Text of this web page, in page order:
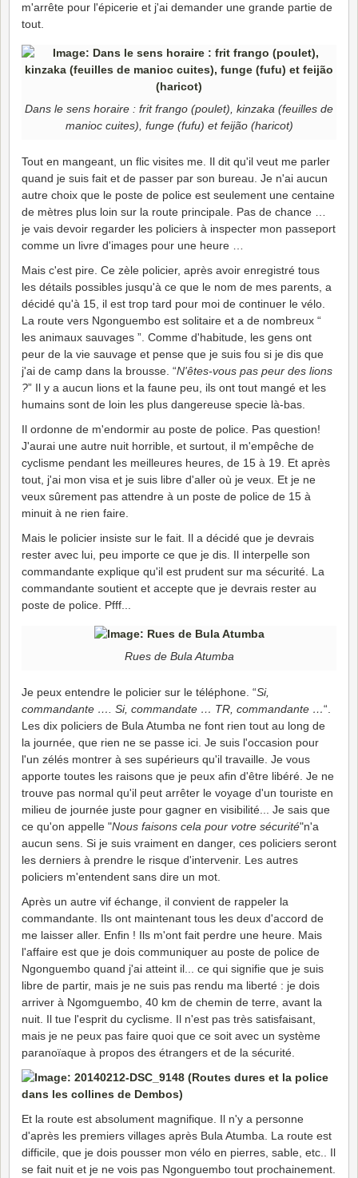
m'arrête pour l'épicerie et j'ai demander une grande partie de
tout.
Dans le sens horaire : frit frango (poulet), kinzaka (feuilles de
manioc cuites), funge (fufu) et feijão (haricot)
Tout en mangeant, un flic visites me. Il dit qu'il veut me parler
quand je suis fait et de passer par son bureau. Je n'ai aucun
autre choix que le poste de police est seulement une centaine
de mètres plus loin sur la route principale. Pas de chance …
je vais devoir regarder les policiers à inspecter mon passeport
comme un livre d'images pour une heure …
Mais c'est pire. Ce zèle policier, après avoir enregistré tous
les détails possibles jusqu'à ce que le nom de mes parents, a
décidé qu'à 15, il est trop tard pour moi de continuer le vélo.
La route vers Ngonguembo est solitaire et a de nombreux “
les animaux sauvages ”. Comme d'habitude, les gens ont
peur de la vie sauvage et pense que je suis fou si je dis que
j'ai de camp dans la brousse. “N'êtes-vous pas peur des lions
?” Il y a aucun lions et la faune peu, ils ont tout mangé et les
humains sont de loin les plus dangereuse specie là-bas.
Il ordonne de m'endormir au poste de police. Pas question!
J'aurai une autre nuit horrible, et surtout, il m'empêche de
cyclisme pendant les meilleures heures, de 15 à 19. Et après
tout, j'ai mon visa et je suis libre d'aller où je veux. Et je ne
veux sûrement pas attendre à un poste de police de 15 à
minuit à ne rien faire.
Mais le policier insiste sur le fait. Il a décidé que je devrais
rester avec lui, peu importe ce que je dis. Il interpelle son
commandante explique qu'il est prudent sur ma sécurité. La
commandante soutient et accepte que je devrais rester au
poste de police. Pfff...
Rues de Bula Atumba
Je peux entendre le policier sur le téléphone. “Si,
commandante …. Si, commandate … TR, commandante …“.
Les dix policiers de Bula Atumba ne font rien tout au long de
la journée, que rien ne se passe ici. Je suis l'occasion pour
l'un zélés montrer à ses supérieurs qu'il travaille. Je vous
apporte toutes les raisons que je peux afin d'être libéré. Je ne
trouve pas normal qu'il peut arrêter le voyage d'un touriste en
milieu de journée juste pour gagner en visibilité... Je sais que
ce qu'on appelle "Nous faisons cela pour votre sécurité"n'a
aucun sens. Si je suis vraiment en danger, ces policiers seront
les derniers à prendre le risque d'intervenir. Les autres
policiers m'entendent sans dire un mot.
Après un autre vif échange, il convient de rappeler la
commandante. Ils ont maintenant tous les deux d'accord de
me laisser aller. Enfin ! Ils m'ont fait perdre une heure. Mais
l'affaire est que je dois communiquer au poste de police de
Ngonguembo quand j'ai atteint il... ce qui signifie que je suis
libre de partir, mais je ne suis pas rendu ma liberté : je dois
arriver à Ngomguembo, 40 km de chemin de terre, avant la
nuit. Il tue l'esprit du cyclisme. Il n'est pas très satisfaisant,
mais je ne peux pas faire quoi que ce soit avec un système
paranoïaque à propos des étrangers et de la sécurité.
Et la route est absolument magnifique. Il n'y a personne
d'après les premiers villages après Bula Atumba. La route est
difficile, que je dois pousser mon vélo en pierres, sable, etc.. Il
se fait nuit et je ne vois pas Ngonguembo tout prochainement.